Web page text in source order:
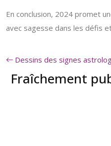
En conclusion, 2024 promet
avec sagesse dans les défis
Dessins des signes
Fraîchement